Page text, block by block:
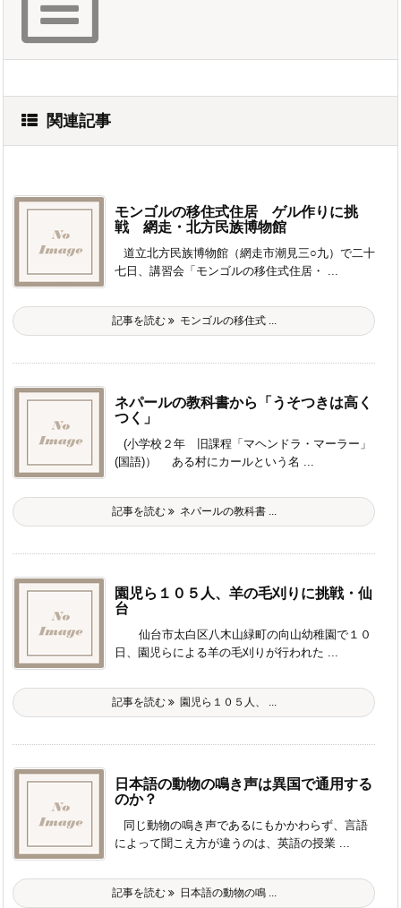
関連記事
モンゴルの移住式住居 ゲル作りに挑
戦 網走・北方民族博物館
道立北方民族博物館（網走市潮見三○九）で二十
七日、講習会「モンゴルの移住式住居・ ...
記事を読む モンゴルの移住式 ...
ネパールの教科書から「うそつきは高く
つく」
(小学校２年 旧課程「マヘンドラ・マーラー」
(国語)） ある村にカールという名 ...
記事を読む ネパールの教科書 ...
園児ら１０５人、羊の毛刈りに挑戦・仙
台
仙台市太白区八木山緑町の向山幼稚園で１０
日、園児らによる羊の毛刈りが行われた ...
記事を読む 園児ら１０５人、 ...
日本語の動物の鳴き声は異国で通用する
のか？
同じ動物の鳴き声であるにもかかわらず、言語
によって聞こえ方が違うのは、英語の授業 ...
記事を読む 日本語の動物の鳴 ...